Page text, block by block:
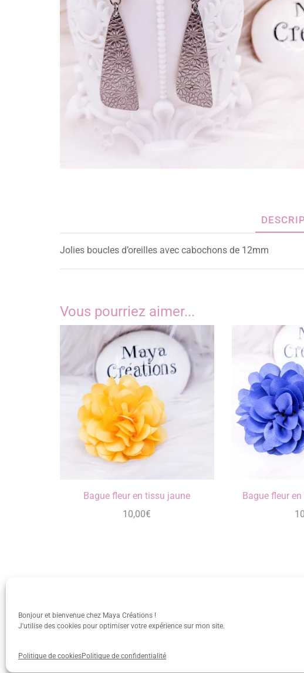
Bonjour et bienvenue chez Maya Créations !
J'utilise des cookies pour optimiser votre expérience sur mon site.
Politique de cookiesPolitique de confidentialité
Jolies boucles d’oreilles avec cabochons de 12mm
Vous pourriez aimer...
Bague fleur en tissu jaune
10,00€
Bague fleur
info@mayacreations.fr